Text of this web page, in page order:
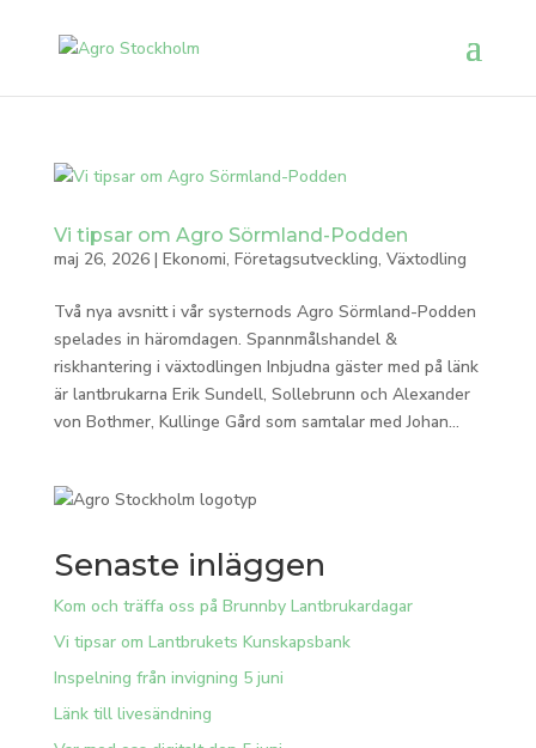
Vi tipsar om Agro Sörmland-Podden
maj 26, 2026| Ekonomi, Företagsutveckling, Växtodling
Två nya avsnitt i vår systernods Agro Sörmland-Podden
spelades in häromdagen. Spannmålshandel &
riskhantering i växtodlingen Inbjudna gäster med på länk
är lantbrukarna Erik Sundell, Sollebrunn och Alexander
von Bothmer, Kullinge Gård som samtalar med Johan...
Senaste inläggen
Kom och träffa oss på Brunnby Lantbrukardagar
Vi tipsar om Lantbrukets Kunskapsbank
Inspelning från invigning 5 juni
Länk till livesändning